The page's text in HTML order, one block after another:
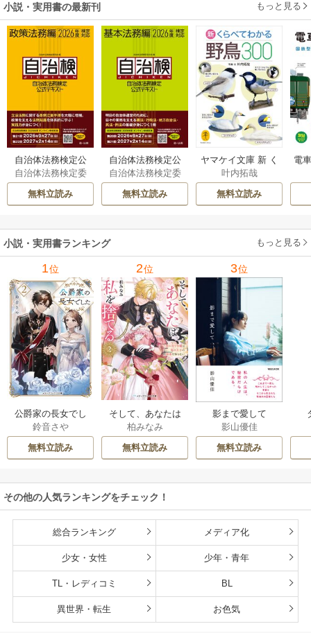
小説・実用書の最新刊 もっと見る
自治体法務検定公
式テキスト 政策
法務編 ２０２６
年度検定対応 1巻
自治体法務検定委
員会
無料立読み
自治体法務検定公
式テキスト 基本
法務編 ２０２６
年度検定対応 1巻
自治体法務検定委
員会
無料立読み
ヤマケイ文庫 新 く
らべてわかる野鳥3
00 1巻
叶内拓哉
無料立読み
電
小説・実用書ランキング もっと見る
1位
公爵家の長女でし
た
鈴音さや
無料立読み
2位
そして、あなたは
私を捨てる
柏みなみ
無料立読み
3位
影まで愛して
影山優佳
無料立読み
その他の人気ランキングをチェック！
総合ランキング メディア化
少女・女性 少年・青年
TL・レディコミ BL
異世界・転生 お色気